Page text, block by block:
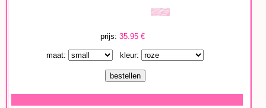
prijs:35.95 €
maat: kleur: